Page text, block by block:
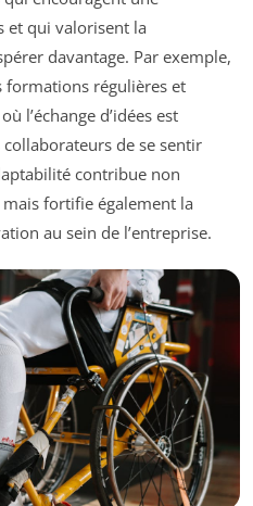
et qui valorisent la
davantage. Par exemple,
formations régulières et
l’échange d’idées est
de se sentir
contribue non
fortifie également la
au sein de l’entreprise.